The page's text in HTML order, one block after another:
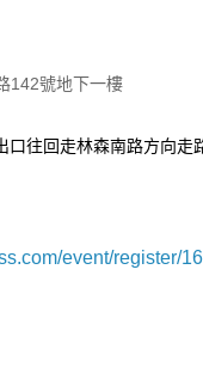
142號地下一樓
口往回走林森南路方向走
event/register/